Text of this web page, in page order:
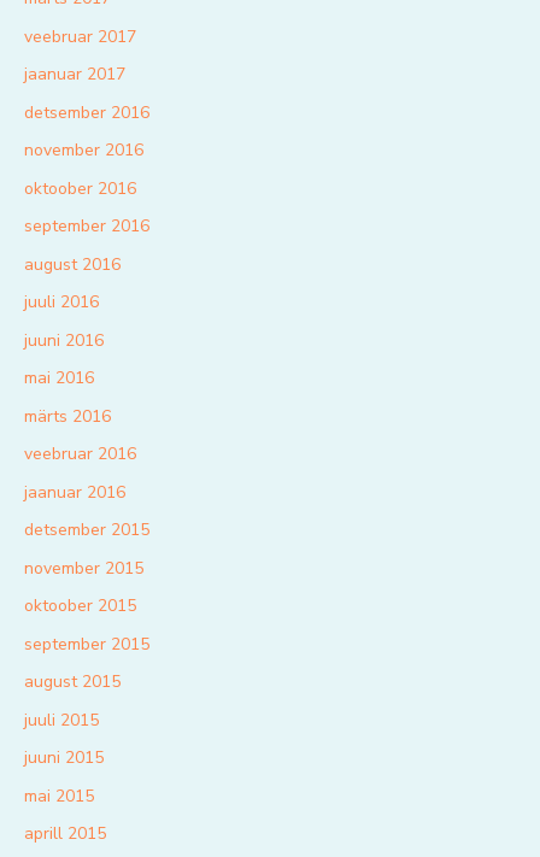
veebruar 2017
jaanuar 2017
detsember 2016
november 2016
oktoober 2016
september 2016
august 2016
juuli 2016
juuni 2016
mai 2016
märts 2016
veebruar 2016
jaanuar 2016
detsember 2015
november 2015
oktoober 2015
september 2015
august 2015
juuli 2015
juuni 2015
mai 2015
aprill 2015